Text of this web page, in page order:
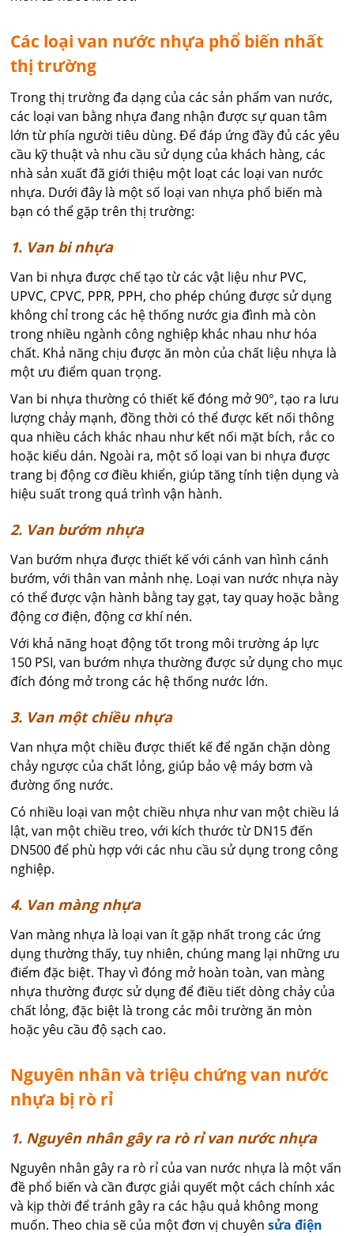
Các loại van nước nhựa phổ biến nhất
thị trường
Trong thị trường đa dạng của các sản phẩm van nước,
các loại van bằng nhựa đang nhận được sự quan tâm
lớn từ phía người tiêu dùng. Để đáp ứng đầy đủ các yêu
cầu kỹ thuật và nhu cầu sử dụng của khách hàng, các
nhà sản xuất đã giới thiệu một loạt các loại van nước
nhựa. Dưới đây là một số loại van nhựa phổ biến mà
bạn có thể gặp trên thị trường:
1. Van bi nhựa
Van bi nhựa được chế tạo từ các vật liệu như PVC,
UPVC, CPVC, PPR, PPH, cho phép chúng được sử dụng
không chỉ trong các hệ thống nước gia đình mà còn
trong nhiều ngành công nghiệp khác nhau như hóa
chất. Khả năng chịu được ăn mòn của chất liệu nhựa là
một ưu điểm quan trọng.
Van bi nhựa thường có thiết kế đóng mở 90°, tạo ra lưu
lượng chảy mạnh, đồng thời có thể được kết nối thông
qua nhiều cách khác nhau như kết nối mặt bích, rắc co
hoặc kiểu dán. Ngoài ra, một số loại van bi nhựa được
trang bị động cơ điều khiển, giúp tăng tính tiện dụng và
hiệu suất trong quá trình vận hành.
2. Van bướm nhựa
Van bướm nhựa được thiết kế với cánh van hình cánh
bướm, với thân van mảnh nhẹ. Loại van nước nhựa này
có thể được vận hành bằng tay gạt, tay quay hoặc bằng
động cơ điện, động cơ khí nén.
Với khả năng hoạt động tốt trong môi trường áp lực
150 PSI, van bướm nhựa thường được sử dụng cho mục
đích đóng mở trong các hệ thống nước lớn.
3. Van một chiều nhựa
Van nhựa một chiều được thiết kế để ngăn chặn dòng
chảy ngược của chất lỏng, giúp bảo vệ máy bơm và
đường ống nước.
Có nhiều loại van một chiều nhựa như van một chiều lá
lật, van một chiều treo, với kích thước từ DN15 đến
DN500 để phù hợp với các nhu cầu sử dụng trong công
nghiệp.
4. Van màng nhựa
Van màng nhựa là loại van ít gặp nhất trong các ứng
dụng thường thấy, tuy nhiên, chúng mang lại những ưu
điểm đặc biệt. Thay vì đóng mở hoàn toàn, van màng
nhựa thường được sử dụng để điều tiết dòng chảy của
chất lỏng, đặc biệt là trong các môi trường ăn mòn
hoặc yêu cầu độ sạch cao.
Nguyên nhân và triệu chứng van nước
nhựa bị rò rỉ
1. Nguyên nhân gây ra rò rỉ van nước nhựa
Nguyên nhân gây ra rò rỉ của van nước nhựa là một vấn
đề phổ biến và cần được giải quyết một cách chính xác
và kịp thời để tránh gây ra các hậu quả không mong
muốn. Theo chia sẽ của một đơn vị chuyênsửa điện